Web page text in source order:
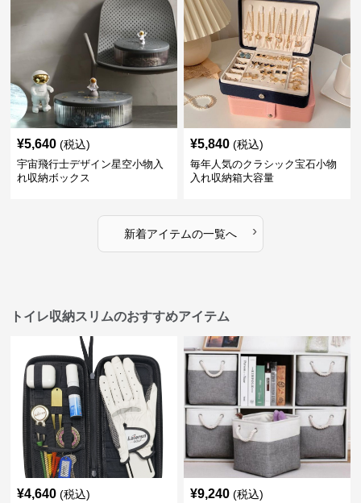
¥5,640 (税込)
宇宙飛行士デザイン星空小物入
れ収納ボックス
¥5,840 (税込)
毎年人気のクラシック宝石小物
入れ収納箱大容量
新着アイテムの一覧へ ›
トイレ収納スリムのおすすめアイテム
¥4,640 (税込) ¥9,240 (税込)